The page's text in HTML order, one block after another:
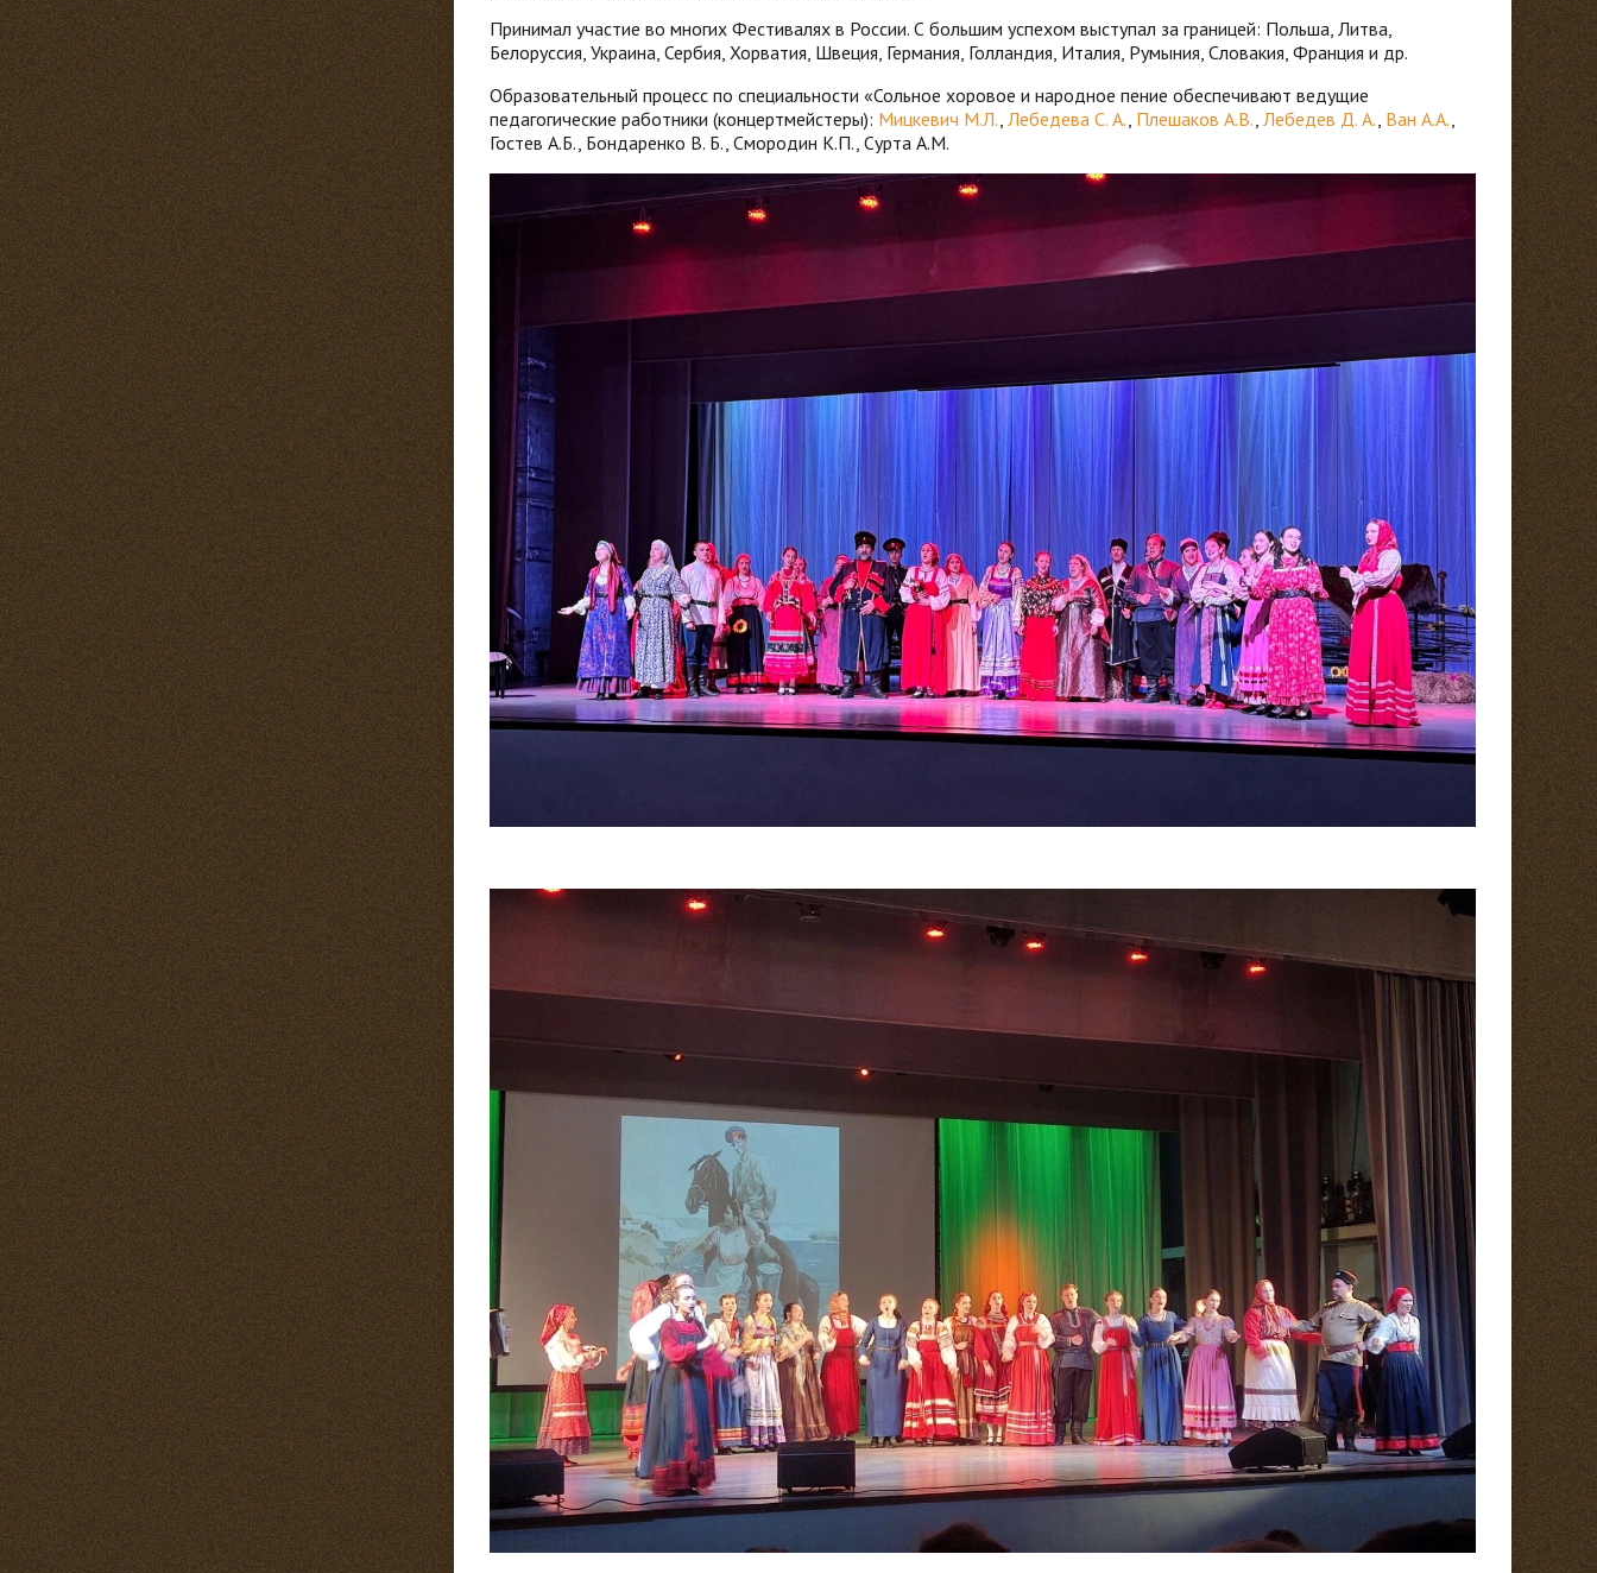
Принимал участие во многих Фестивалях в России. С большим успехом выступал за границей: Польша, Литва,
Белоруссия, Украина, Сербия, Хорватия, Швеция, Германия, Голландия, Италия, Румыния, Словакия, Франция и др.
Образовательный процесс по специальности «Сольное хоровое и народное пение обеспечивают ведущие
педагогические работники (концертмейстеры): Мицкевич М.Л., Лебедева С. А., Плешаков А.В., Лебедев Д. А., Ван А.А.,
Гостев А.Б., Бондаренко В. Б., Смородин К.П., Сурта А.М.